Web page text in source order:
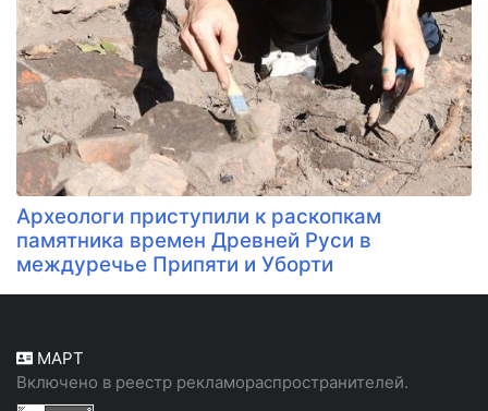
Археологи приступили к раскопкам
памятника времен Древней Руси в
междуречье Припяти и Уборти
МАРТ
Включено в реестр рекламораспространителей.